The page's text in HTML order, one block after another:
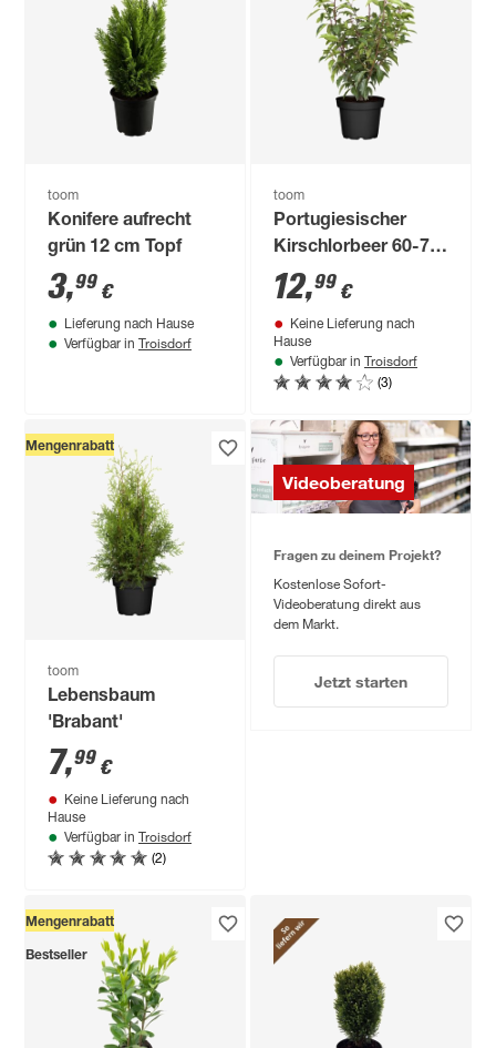
toom
Konifere aufrecht
grün 12 cm Topf
3,99 €
Lieferung nach Hause
Verfügbar in Troisdorf
toom
Portugiesischer
Kirschlorbeer 60-70
cm
12,99 €
Keine Lieferung nach
Hause
Verfügbar in Troisdorf
(3)
Mengenrabatt
toom
Lebensbaum
'Brabant'
7,99 €
Keine Lieferung nach
Hause
Verfügbar in Troisdorf
(2)
Videoberatung
Fragen zu deinem Projekt?
Kostenlose Sofort-
Videoberatung direkt aus
dem Markt.
Jetzt starten
Mengenrabatt
Bestseller